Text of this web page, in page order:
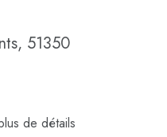
51350
de détails